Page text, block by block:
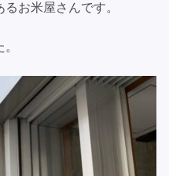
お米屋さんです。